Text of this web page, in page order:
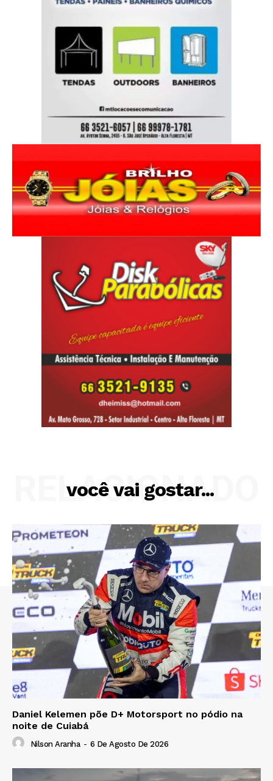
você vai gostar...
RELACIONADO
Daniel Kelemen põe D+ Motorsport no pódio na
noite de Cuiabá
Nilson Aranha - 6 De Agosto De 2026